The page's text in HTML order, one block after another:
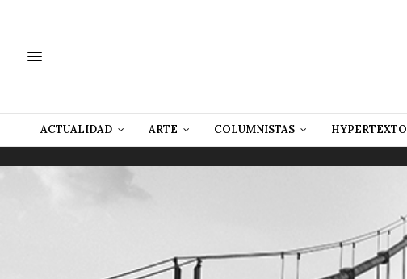
ACTUALIDAD ARTE COLUMNISTAS HYPERTEXTO